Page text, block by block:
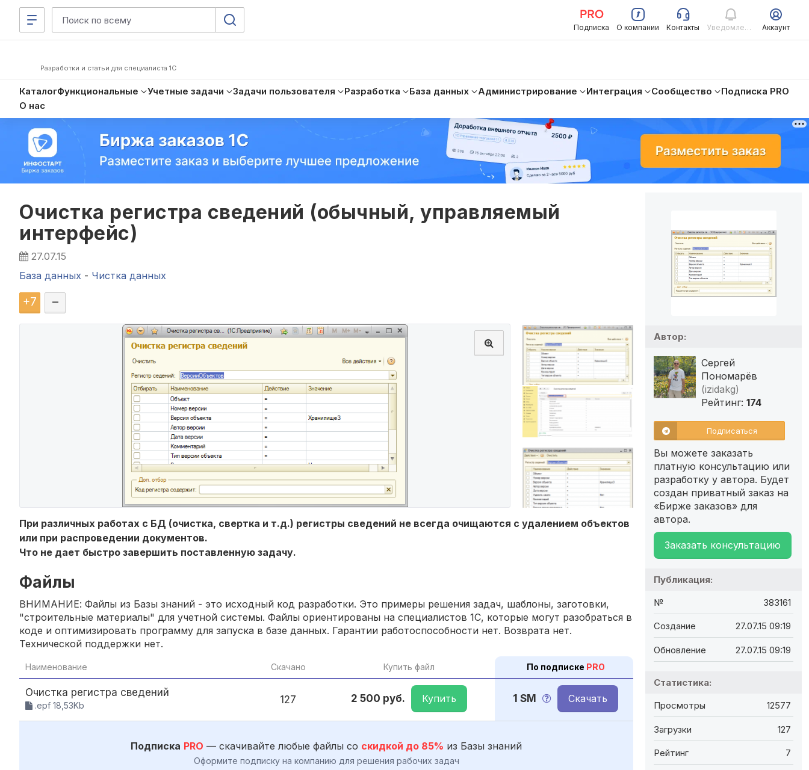
Подписка О компании Контакты Уведомления Аккаунт
Разработки и статьи для специалиста 1С
КаталогФункциональные Учетные задачи Задачи пользователя Разработка База данных Администрирование Интеграция Сообщество
Подписка PRO
О нас
Очистка регистра сведений (обычный, управляемый
интерфейс)
27.07.15
База данных - Чистка данных
+7 –
При различных работах с БД (очистка, свертка и т.д.) регистры сведений не всегда очищаются с удалением объектов
или при распроведении документов.
Что не дает быстро завершить поставленную задачу.
Файлы
ВНИМАНИЕ: Файлы из Базы знаний - это исходный код разработки. Это примеры решения задач, шаблоны, заготовки,
"строительные материалы" для учетной системы. Файлы ориентированы на специалистов 1С, которые могут разобраться в
коде и оптимизировать программу для запуска в базе данных. Гарантии работоспособности нет. Возврата нет.
Технической поддержки нет.
Наименование Скачано Купить файл По подписке PRO
Очистка регистра сведений
.epf 18,53Kb 127 2 500 руб. Купить 1 SM Скачать
Подписка PRO — скачивайте любые файлы со скидкой до 85% из Базы знаний
Оформите подписку на компанию для решения рабочих задач
Автор:
Сергей
Пономарёв
(izidakg)
Рейтинг: 174
Подписаться
Вы можете заказать
платную консультацию или
разработку у автора. Будет
создан приватный заказ на
«Бирже заказов» для
автора.
Заказать консультацию
Публикация:
№ 383161
Создание 27.07.15 09:19
Обновление 27.07.15 09:19
Статистика:
Просмотры 12577
Загрузки 127
Рейтинг 7